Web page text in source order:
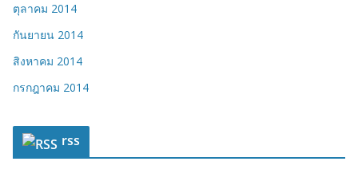
ตุลาคม 2014
กันยายน 2014
สิงหาคม 2014
กรกฎาคม 2014
rss